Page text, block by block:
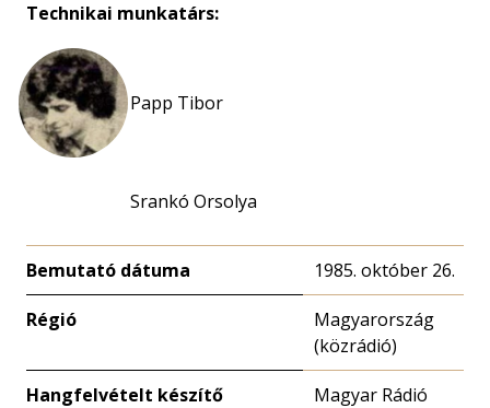
Technikai munkatárs:
Papp Tibor
Srankó Orsolya
Bemutató dátuma 1985. október 26.
Régió
Magyarország
(közrádió)
Hangfelvételt készítő
Magyar Rádió